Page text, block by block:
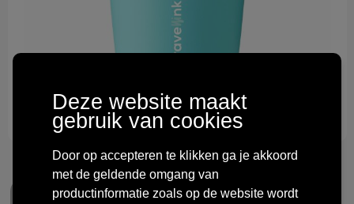
Deze website maakt
gebruik van cookies
Door op accepteren te klikken ga je akkoord
met de geldende omgang van
productinformatie zoals op de website wordt